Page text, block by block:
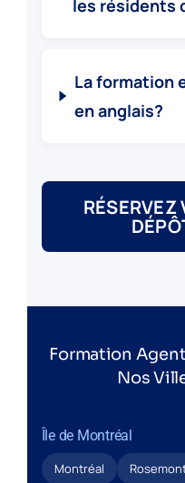
les résidents
La formation
en anglais?
Formation
Nos
Île de Montréal
Montréal